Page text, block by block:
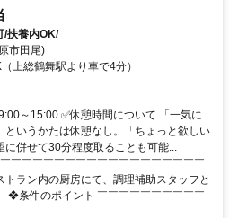
/扶養内OK/
市田尾)
上総鶴舞駅より車で4分）
～15:00 ✅休憩時間について 「一気に
というかたは休憩なし。「ちょっと欲しい
に併せて30分程度取ることも可能...
￣￣￣￣￣￣￣￣￣￣￣￣￣￣￣￣￣￣
ラン内の厨房にて、調理補助スタッフと
❖条件のポイント ￣￣￣￣￣￣￣￣￣￣